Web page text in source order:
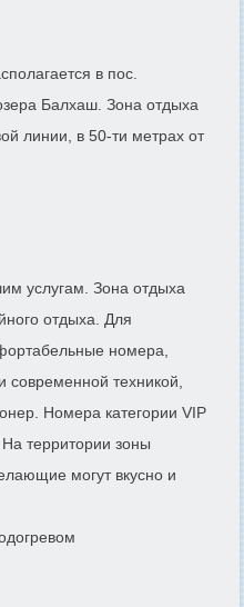
в пос.
Балхаш. Зона отдыха
линии, в 50-ти метрах от
услугам. Зона отдыха
отдыха. Для
номера,
техникой,
Номера категории VIP
территории зоны
могут вкусно и